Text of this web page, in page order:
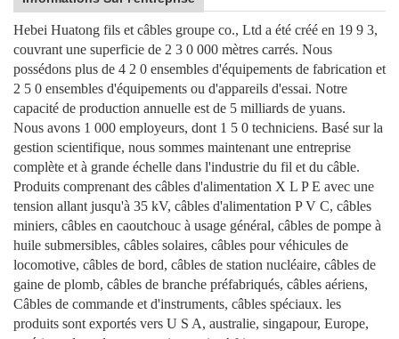
Hebei Huatong fils et câbles groupe co., Ltd a été créé en 19 9 3,
couvrant une superficie de 2 3 0 000 mètres carrés. Nous
possédons plus de 4 2 0 ensembles d'équipements de fabrication et
2 5 0 ensembles d'équipements ou d'appareils d'essai. Notre
capacité de production annuelle est de 5 milliards de yuans.
Nous avons 1 000 employeurs, dont 1 5 0 techniciens. Basé sur la
gestion scientifique, nous sommes maintenant une entreprise
complète et à grande échelle dans l'industrie du fil et du câble.
Produits comprenant des câbles d'alimentation X L P E avec une
tension allant jusqu'à 35 kV, câbles d'alimentation P V C, câbles
miniers, câbles en caoutchouc à usage général, câbles de pompe à
huile submersibles, câbles solaires, câbles pour véhicules de
locomotive, câbles de bord, câbles de station nucléaire, câbles de
gaine de plomb, câbles de branche préfabriqués, câbles aériens,
Câbles de commande et d'instruments, câbles spéciaux. les
produits sont exportés vers U S A, australie, singapour, Europe,